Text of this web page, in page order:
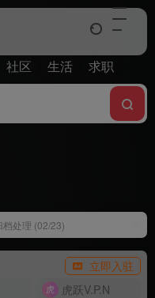
社区 生活 求职
处理 (02/23)
立即入驻
虎跃V.P.N